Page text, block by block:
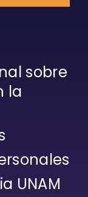
sobre
la
UNAM